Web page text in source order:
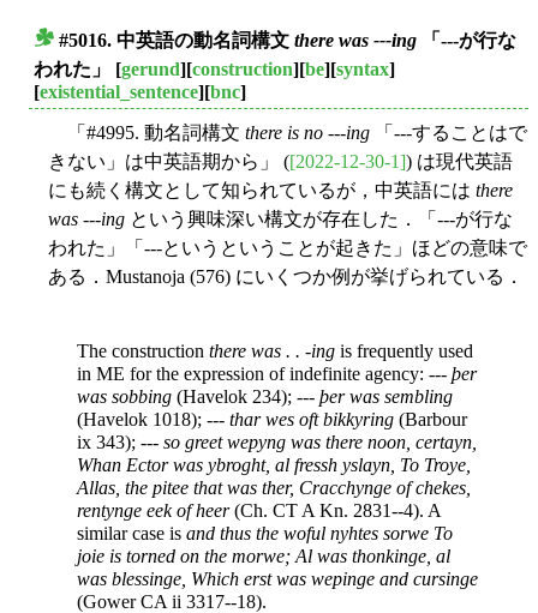
#5016. 中英語の動名詞構文 there was ---ing 「---が行な
われた」
[gerund][construction][be][syntax]
[existential_sentence][bnc]
「#4995. 動名詞構文 there is no ---ing 「---することはで
きない」は中英語期から」 ([2022-12-30-1]) は現代英語
にも続く構文として知られているが，中英語には there
was ---ing という興味深い構文が存在した．「---が行な
われた」「---というということが起きた」ほどの意味で
ある．Mustanoja (576) にいくつか例が挙げられている．
The construction there was . . -ing is frequently used
in ME for the expression of indefinite agency: --- þer
was sobbing (Havelok 234); --- þer was sembling
(Havelok 1018); --- thar wes oft bikkyring (Barbour
ix 343); --- so greet wepyng was there noon, certayn,
Whan Ector was ybroght, al fressh yslayn, To Troye,
Allas, the pitee that was ther, Cracchynge of chekes,
rentynge eek of heer(Ch. CT A Kn. 2831--4). A
similar case is and thus the woful nyhtes sorwe To
joie is torned on the morwe; Al was thonkinge, al
was blessinge, Which erst was wepinge and cursinge
(Gower CA ii 3317--18).